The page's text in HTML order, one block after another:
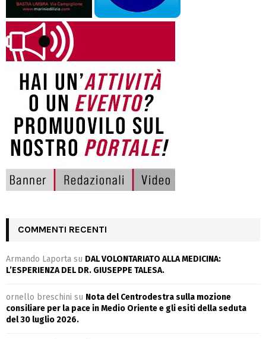
COMMENTI RECENTI
Armando Laporta su DAL VOLONTARIATO ALLA MEDICINA:
L’ESPERIENZA DEL DR. GIUSEPPE TALESA.
ornello breschini su Nota del Centrodestra sulla mozione
consiliare per la pace in Medio Oriente e gli esiti della seduta
del 30 luglio 2026.